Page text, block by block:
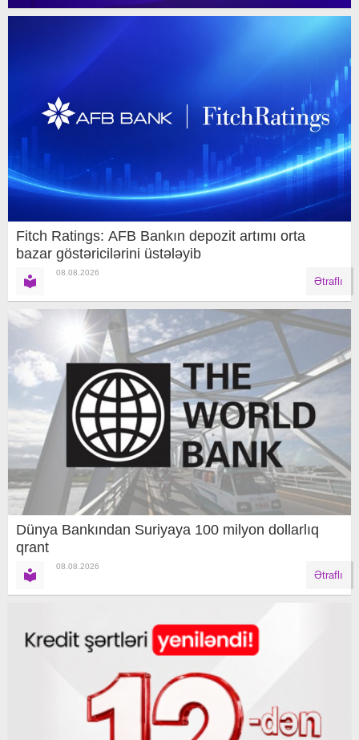
Fitch Ratings: AFB Bankın depozit artımı orta
bazar göstəricilərini üstələyib
08.08.2026
Ətraflı
Dünya Bankından Suriyaya 100 milyon dollarlıq
qrant
08.08.2026
Ətraflı